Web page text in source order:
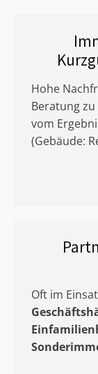
Hohe
Beratung zu
vom
(Gebäude:
Oft im